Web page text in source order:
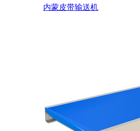
内蒙皮带输送机